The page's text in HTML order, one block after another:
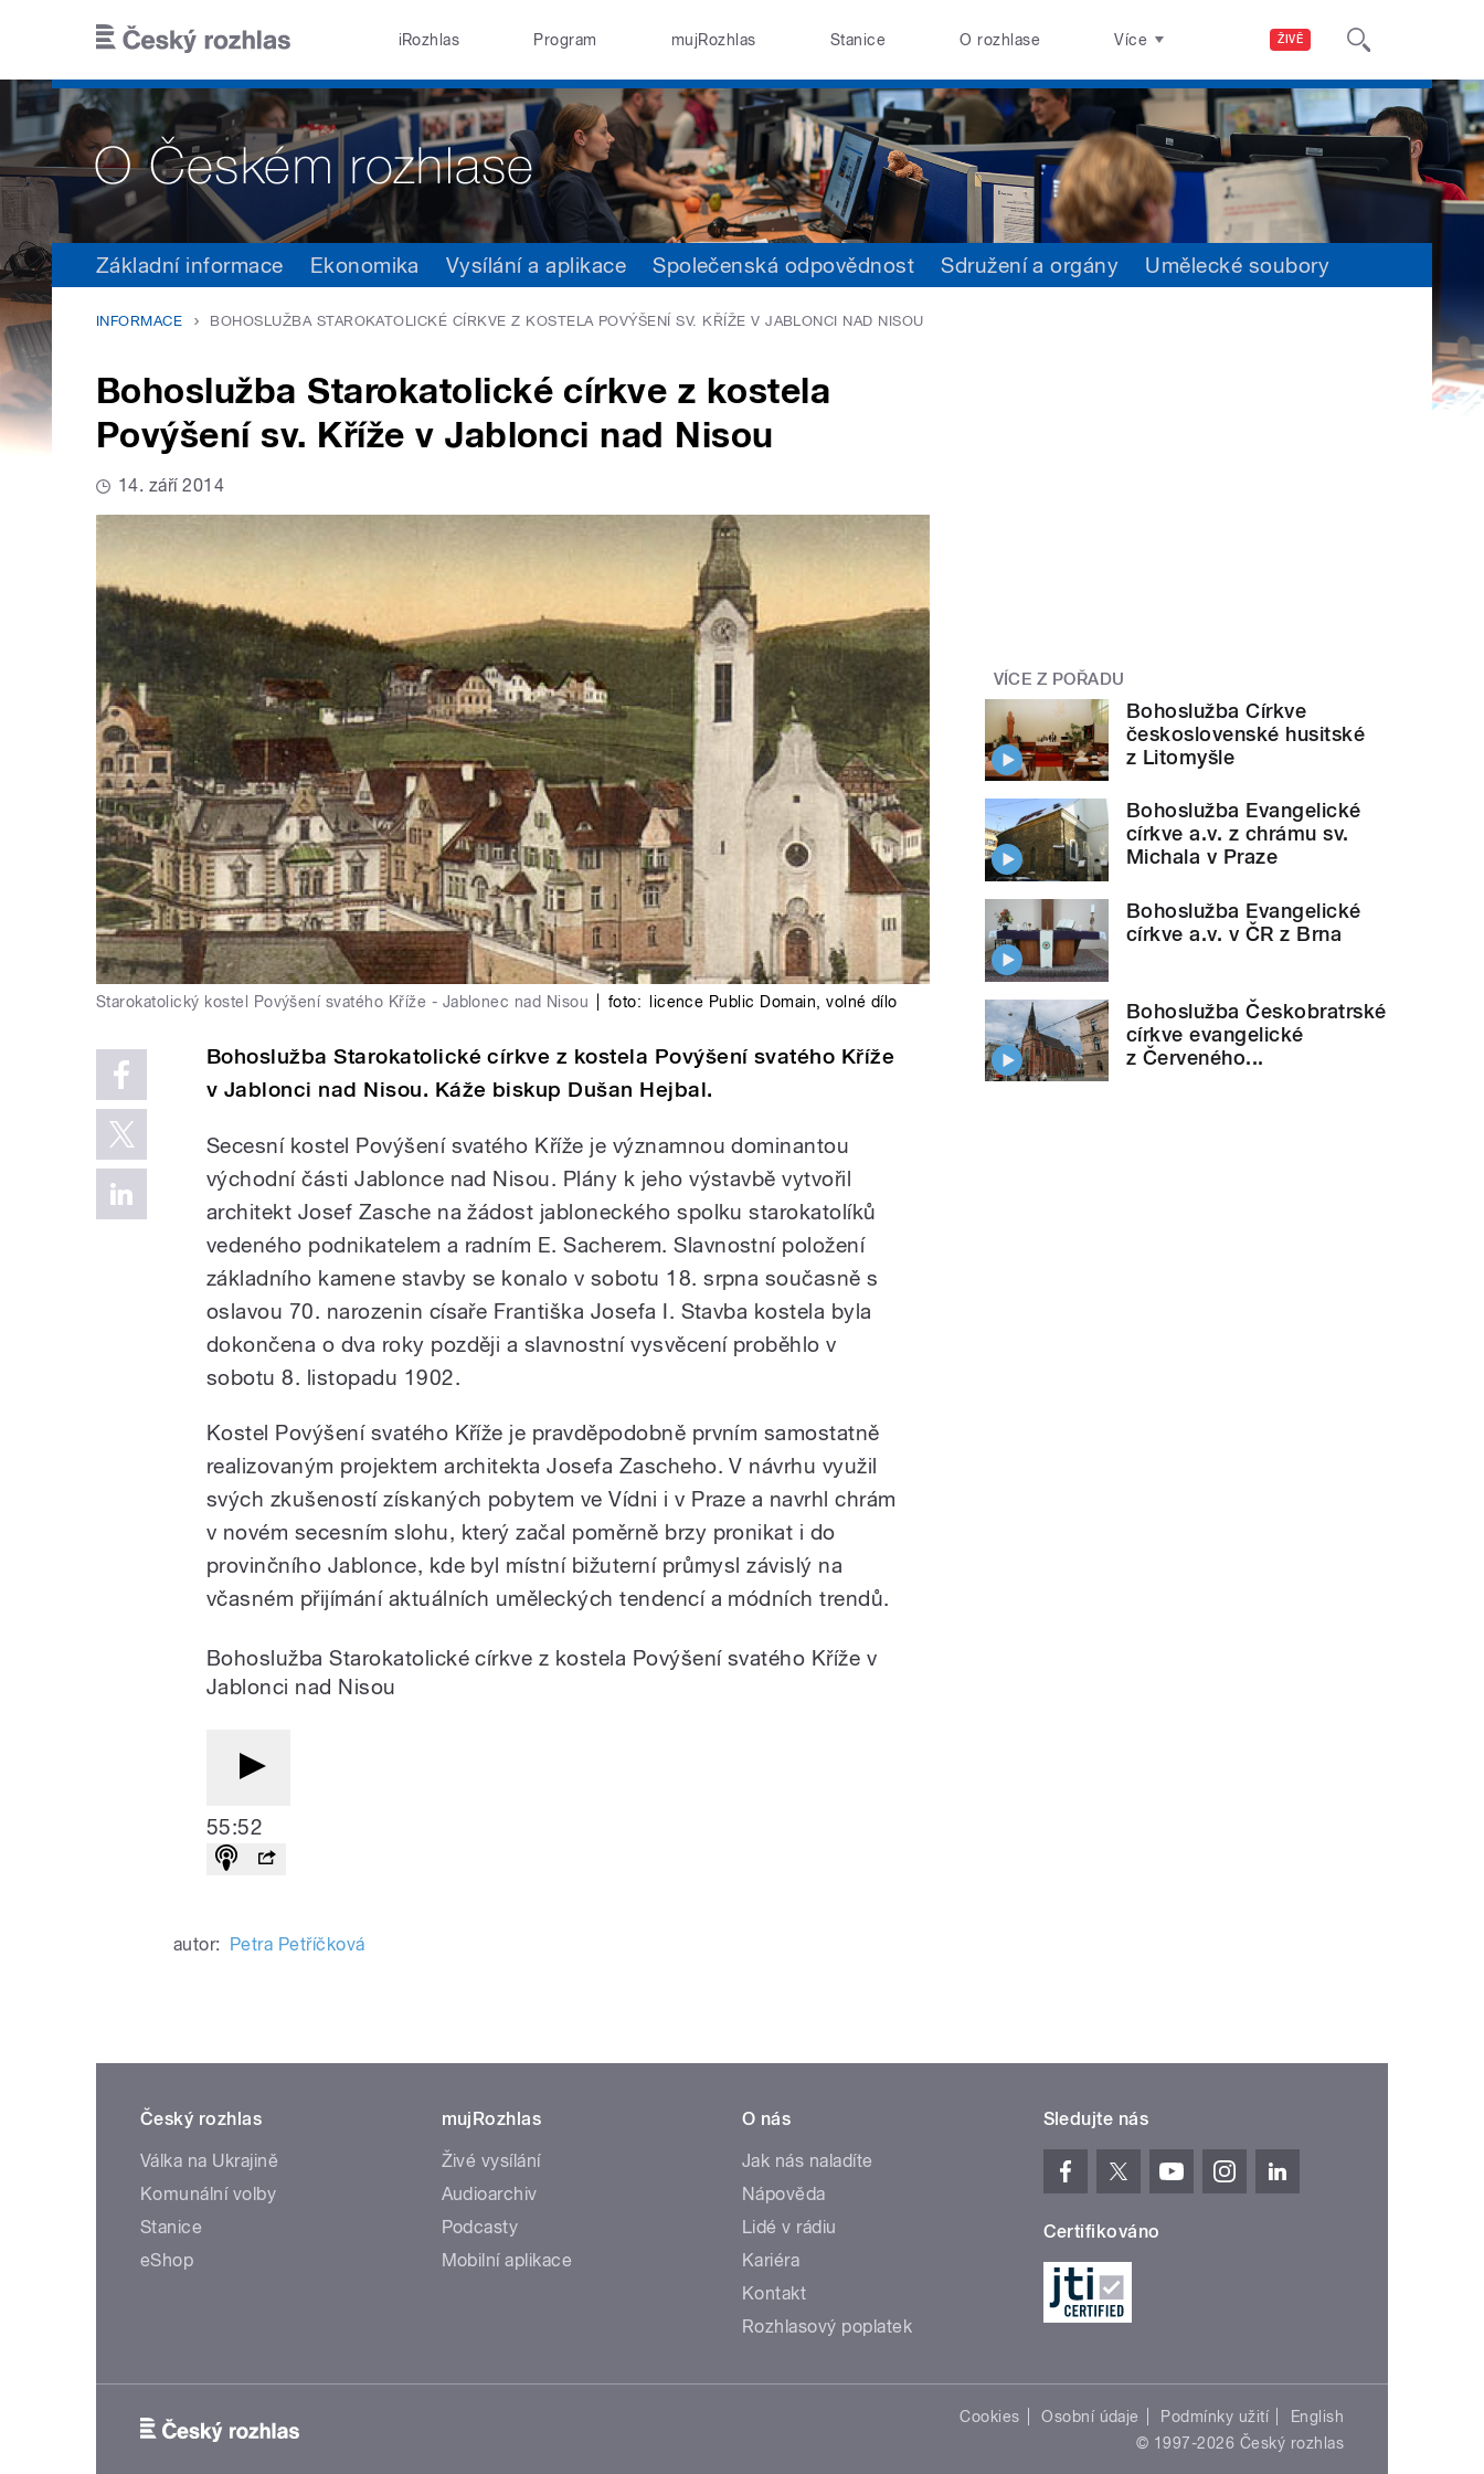
ŽIVĚ
iRozhlas Program mujRozhlas Stanice O rozhlase Více
Základní informace Ekonomika Vysílání a aplikace Společenská odpovědnost Sdružení a orgány Umělecké soubory
INFORMACE BOHOSLUŽBA STAROKATOLICKÉ CÍRKVE Z KOSTELA POVÝŠENÍ SV. KŘÍŽE V JABLONCI NAD NISOU
Bohoslužba Starokatolické církve z kostela
Povýšení sv. Kříže v Jablonci nad Nisou
14. září 2014
Starokatolický kostel Povýšení svatého Kříže - Jablonec nad Nisou foto: licence Public Domain, volné dílo
Bohoslužba Starokatolické církve z kostela Povýšení svatého Kříže
v Jablonci nad Nisou. Káže biskup Dušan Hejbal.
Secesní kostel Povýšení svatého Kříže je významnou dominantou
východní části Jablonce nad Nisou. Plány k jeho výstavbě vytvořil
architekt Josef Zasche na žádost jabloneckého spolku starokatolíků
vedeného podnikatelem a radním E. Sacherem. Slavnostní položení
základního kamene stavby se konalo v sobotu 18. srpna současně s
oslavou 70. narozenin císaře Františka Josefa I. Stavba kostela byla
dokončena o dva roky později a slavnostní vysvěcení proběhlo v
sobotu 8. listopadu 1902.
Kostel Povýšení svatého Kříže je pravděpodobně prvním samostatně
realizovaným projektem architekta Josefa Zascheho. V návrhu využil
svých zkušeností získaných pobytem ve Vídni i v Praze a navrhl chrám
v novém secesním slohu, který začal poměrně brzy pronikat i do
provinčního Jablonce, kde byl místní bižuterní průmysl závislý na
včasném přijímání aktuálních uměleckých tendencí a módních trendů.
Bohoslužba Starokatolické církve z kostela Povýšení svatého Kříže v
Jablonci nad Nisou
55:52
autor: Petra Petříčková
VÍCE Z POŘADU
Bohoslužba Církve
československé husitské
z Litomyšle
Bohoslužba Evangelické
církve a.v. z chrámu sv.
Michala v Praze
Bohoslužba Evangelické
církve a.v. v ČR z Brna
Bohoslužba Českobratrské
církve evangelické
z Červeného...
Český rozhlas
Válka na Ukrajině
Komunální volby
Stanice
eShop
mujRozhlas
Živé vysílání
Audioarchiv
Podcasty
Mobilní aplikace
O nás
Jak nás naladíte
Nápověda
Lidé v rádiu
Kariéra
Kontakt
Rozhlasový poplatek
Sledujte nás
Certifikováno
Cookies Osobní údaje Podmínky užití
English
© 1997-2026 Český rozhlas